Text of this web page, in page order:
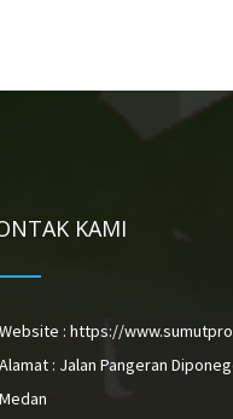
KAMI
Website : https://
Alamat : Jalan Pangeran
Medan